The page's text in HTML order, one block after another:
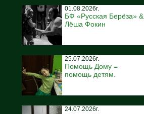
01.08.2026г.
БФ «Русская Берёза» &
Лёша Фокин
25.07.2026г.
Помощь Дому =
помощь детям.
24.07.2026г.